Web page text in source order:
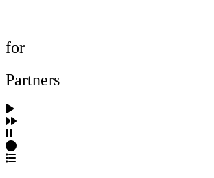
for
Partners